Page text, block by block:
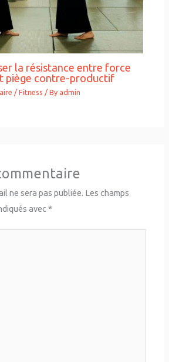
la résistance entre force
piège contre-productif
/Fitness / By admin
ne sera pas publiée. Les champs
avec*